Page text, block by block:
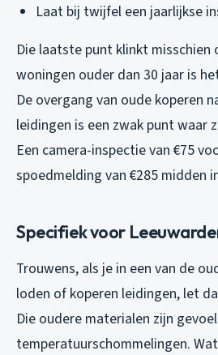
Laat bij twijfel een jaarlijkse
Die laatste punt klinkt misschien
woningen ouder dan 30 jaar is
De overgang van oude koperen
leidingen is een zwak punt waar
Een camera-inspectie van €75
spoedmelding van €285 midden
Specifiek voor
Trouwens, als je in een van de
loden of koperen leidingen, let
Die oudere materialen zijn
temperatuurschommelingen.